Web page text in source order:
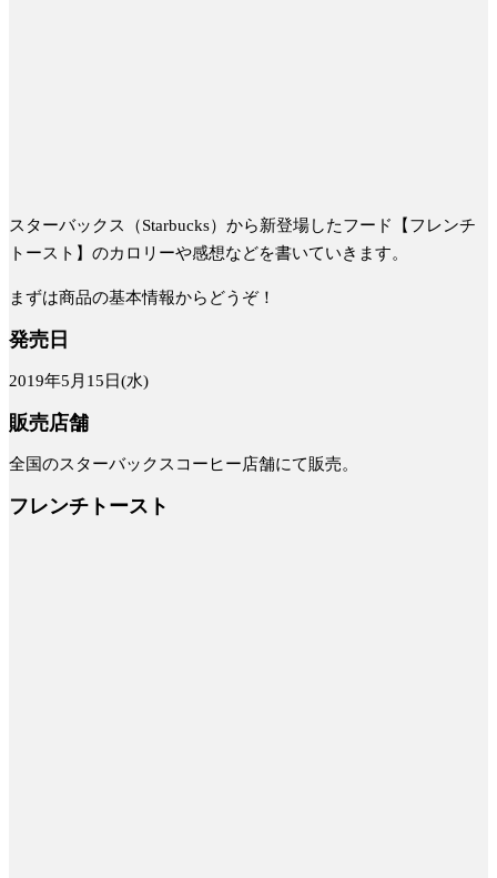
スターバックス（Starbucks）から新登場したフード【フレンチ
トースト】のカロリーや感想などを書いていきます。
まずは商品の基本情報からどうぞ！
発売日
2019年5月15日(水)
販売店舗
全国のスターバックスコーヒー店舗にて販売。
フレンチトースト